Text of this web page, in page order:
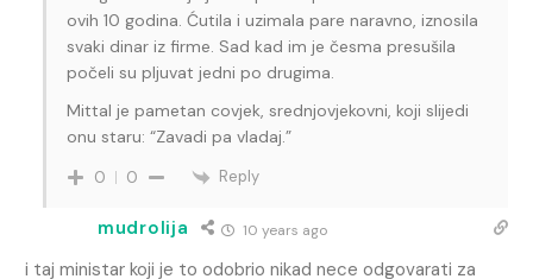
ovih 10 godina. Ćutila i uzimala pare naravno, iznosila
svaki dinar iz firme. Sad kad im je česma presušila
počeli su pljuvat jedni po drugima.
Mittal je pametan covjek, srednjovjekovni, koji slijedi
onu staru: “Zavadi pa vladaj.”
0 0 Reply
mudrolija 10 years ago
i taj ministar koji je to odobrio nikad nece odgovarati za